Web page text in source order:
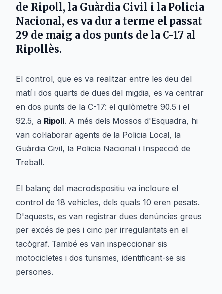
de Ripoll, la Guàrdia Civil i la Policia
Nacional, es va dur a terme el passat
29 de maig a dos punts de la C-17 al
Ripollès.
El control, que es va realitzar entre les deu del
matí i dos quarts de dues del migdia, es va centrar
en dos punts de la C-17: el quilòmetre 90.5 i el
92.5, a Ripoll. A més dels Mossos d'Esquadra, hi
van col·laborar agents de la Policia Local, la
Guàrdia Civil, la Policia Nacional i Inspecció de
Treball.
El balanç del macrodispositiu va incloure el
control de 18 vehicles, dels quals 10 eren pesats.
D'aquests, es van registrar dues denúncies greus
per excés de pes i cinc per irregularitats en el
tacògraf. També es van inspeccionar sis
motocicletes i dos turismes, identificant-se sis
persones.